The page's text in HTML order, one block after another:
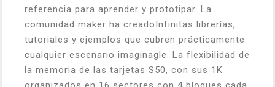
referencia para aprender y prototipar. La
comunidad maker ha creadoInfinitas librerías,
tutoriales y ejemplos que cubren prácticamente
cualquier escenario imaginagle. La flexibilidad de
la memoria de las tarjetas S50, con sus 1K